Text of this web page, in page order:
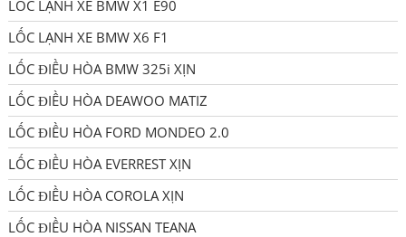
LỐC LẠNH XE BMW X1 E90
LỐC LẠNH XE BMW X6 F1
LỐC ĐIỀU HÒA BMW 325i XỊN
LỐC ĐIỀU HÒA DEAWOO MATIZ
LỐC ĐIỀU HÒA FORD MONDEO 2.0
LỐC ĐIỀU HÒA EVERREST XỊN
LỐC ĐIỀU HÒA COROLA XỊN
LỐC ĐIỀU HÒA NISSAN TEANA